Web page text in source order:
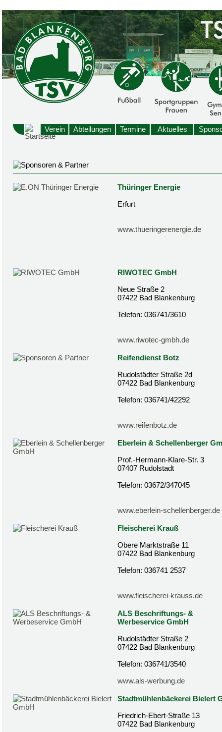
Verein Abteilungen Termine Aktuelles
Thüringer Energie
Erfurt
www.thueringerenergie.de
RIWOTEC GmbH
Neue Straße 2
07422 Bad Blankenburg
Telefon: 036741/3610
www.riwotec-gmbh.de
Reifendienst Botz
Rudolstädter Straße 2d
07422 Bad Blankenburg
Telefon: 036741/42292
www.reifenbotz.de
Eberlein & Schellenberger
Prof.-Hermann-Klare-Str. 3
07407 Rudolstadt
Telefon: 03672/347045
www.eberlein-schellenberger.de
Fleischerei Krauß
Obere Marktstraße 11
07422 Bad Blankenburg
Telefon: 036741 2537
www.fleischerei-krauss.de
ALS Beschriftungs- &
Werbeservice GmbH
Rudolstädter Straße 2
07422 Bad Blankenburg
Telefon: 036741/3540
www.als-werbung.de
Stadtmühlenbäckerei Bielert
Friedrich-Ebert-Straße 13
07422 Bad Blankenburg